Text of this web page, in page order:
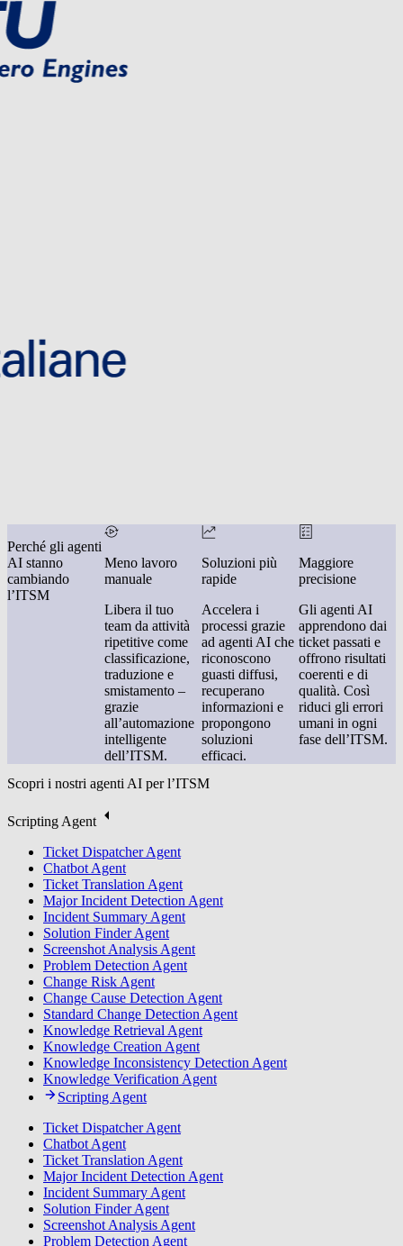
Perché gli agenti
AI stanno
cambiando
l’ITSM
Meno lavoro
manuale
Libera il tuo
team da attività
ripetitive come
classificazione,
traduzione e
smistamento –
grazie
all’automazione
intelligente
dell’ITSM.
Soluzioni più
rapide
Accelera i
processi grazie
ad agenti AI che
riconoscono
guasti diffusi,
recuperano
informazioni e
propongono
soluzioni
efficaci.
Maggiore
precisione
Gli agenti AI
apprendono dai
ticket passati e
offrono risultati
coerenti e di
qualità. Così
riduci gli errori
umani in ogni
fase dell’ITSM.
Scopri i nostri agenti AI per l’ITSM
Scripting Agent
Ticket Dispatcher Agent
Chatbot Agent
Ticket Translation Agent
Major Incident Detection Agent
Incident Summary Agent
Solution Finder Agent
Screenshot Analysis Agent
Problem Detection Agent
Change Risk Agent
Change Cause Detection Agent
Standard Change Detection Agent
Knowledge Retrieval Agent
Knowledge Creation Agent
Knowledge Inconsistency Detection Agent
Knowledge Verification Agent
Scripting Agent
Ticket Dispatcher Agent
Chatbot Agent
Ticket Translation Agent
Major Incident Detection Agent
Incident Summary Agent
Solution Finder Agent
Screenshot Analysis Agent
Problem Detection Agent